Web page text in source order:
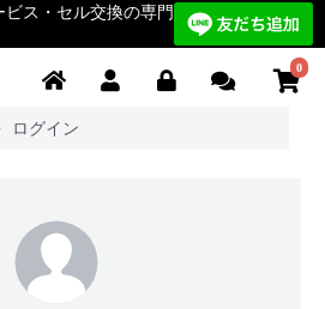
ス・セル交換の専門
0
ログイン